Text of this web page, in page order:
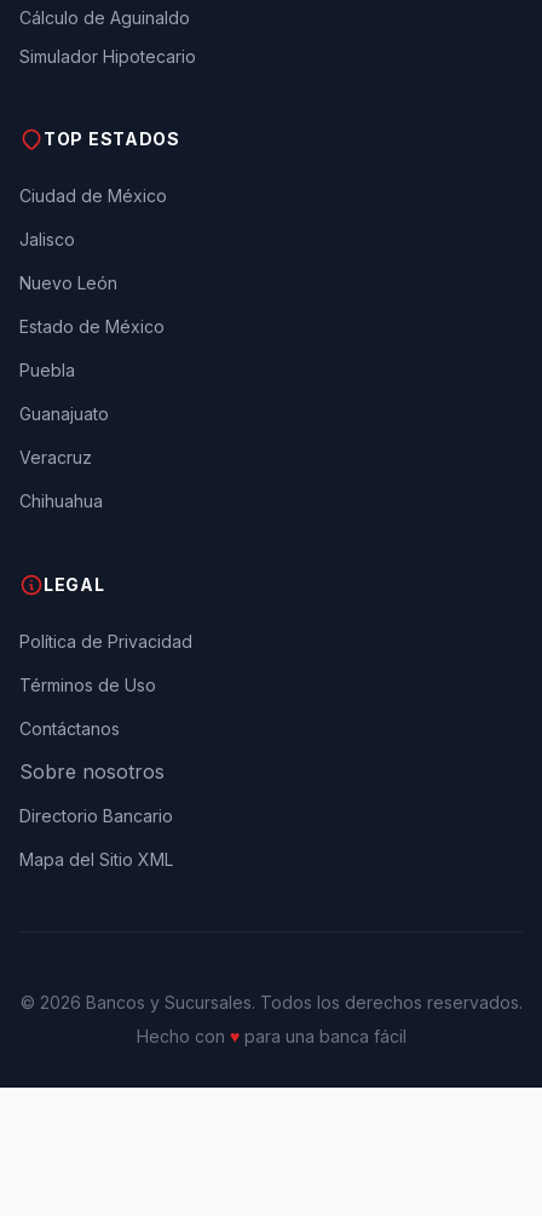
Cálculo de Aguinaldo
Simulador Hipotecario
TOP ESTADOS
Ciudad de México
Jalisco
Nuevo León
Estado de México
Puebla
Guanajuato
Veracruz
Chihuahua
LEGAL
Política de Privacidad
Términos de Uso
Contáctanos
Sobre nosotros
Directorio Bancario
Mapa del Sitio XML
© 2026 Bancos y Sucursales. Todos los derechos reservados.
Hecho con ♥para una banca fácil